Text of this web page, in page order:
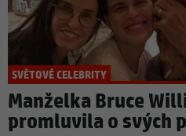
SVĚTOVÉ CELEBRITY
Manželka Bruce
promluvila o svých